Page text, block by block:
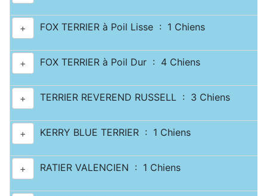
+ FOX TERRIER à Poil Lisse : 1 Chiens
+ FOX TERRIER à Poil Dur : 4 Chiens
+ TERRIER REVEREND RUSSELL : 3 Chiens
+ KERRY BLUE TERRIER : 1 Chiens
+ RATIER VALENCIEN : 1 Chiens